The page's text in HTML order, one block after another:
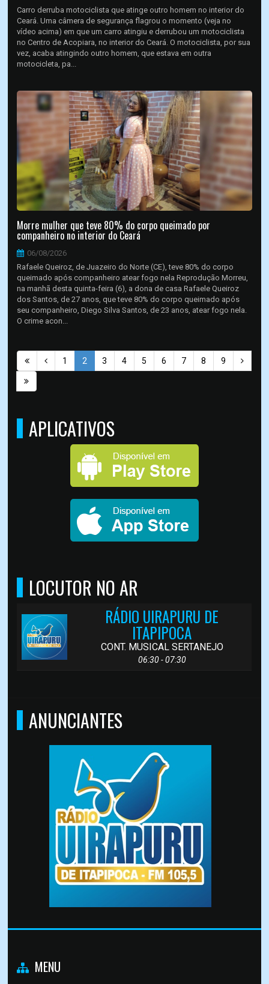
Carro derruba motociclista que atinge outro homem no interior do
Ceará. Uma câmera de segurança flagrou o momento (veja no
vídeo acima) em que um carro atingiu e derrubou um motociclista
no Centro de Acopiara, no interior do Ceará. O motociclista, por sua
vez, acaba atingindo outro homem, que estava em outra
motocicleta, pa...
Morre mulher que teve 80% do corpo queimado por
companheiro no interior do Ceará
06/08/2026
Rafaele Queiroz, de Juazeiro do Norte (CE), teve 80% do corpo
queimado após companheiro atear fogo nela Reprodução Morreu,
na manhã desta quinta-feira (6), a dona de casa Rafaele Queiroz
dos Santos, de 27 anos, que teve 80% do corpo queimado após
seu companheiro, Diego Silva Santos, de 23 anos, atear fogo nela.
O crime acon...
1 2 3 4 5 6 7 8 9
APLICATIVOS
LOCUTOR NO AR
RÁDIO UIRAPURU DE
ITAPIPOCA
CONT. MUSICAL SERTANEJO
06:30 - 07:30
ANUNCIANTES
MENU